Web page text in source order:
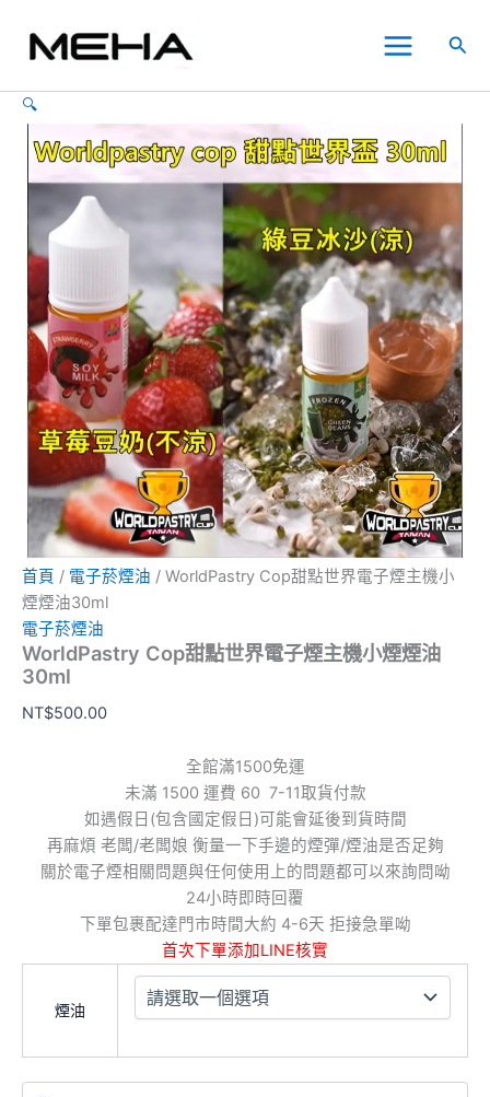
要
Menu
搜
🔍
首頁 / 電子菸煙油 / WorldPastry Cop甜點世界電子煙主機小
煙煙油30ml
電子菸煙油
WorldPastry Cop甜點世界電子煙主機小煙煙油
30ml
NT$500.00
全館滿1500免運
未滿 1500 運費 60 7-11取貨付款
如遇假日(包含國定假日)可能會延後到貨時間
再麻煩 老闆/老闆娘 衡量一下手邊的煙彈/煙油是否足夠
關於電子煙相關問題與任何使用上的問題都可以來詢問呦
24小時即時回覆
下單包裹配達門市時間大約 4-6天 拒接急單呦
首次下單添加LINE核實
煙油
Cop
世
電
子
煙
機
小
煙
油
30ml
數
量
有
種
款
式。
可
在
產
品
頁
面
選
擇
選
項
有
種
款
式。
可
在
產
品
頁
面
選
擇
選
項
有
種
款
式。
可
在
產
品
頁
面
選
擇
選
項